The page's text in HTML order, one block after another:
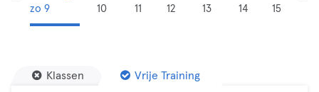
zo 9
10
11
12
13
14
15
Klassen Vrije Training